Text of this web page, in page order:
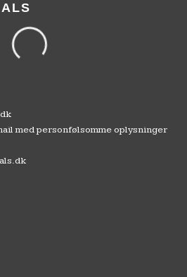
med personfølsomme oplysninger